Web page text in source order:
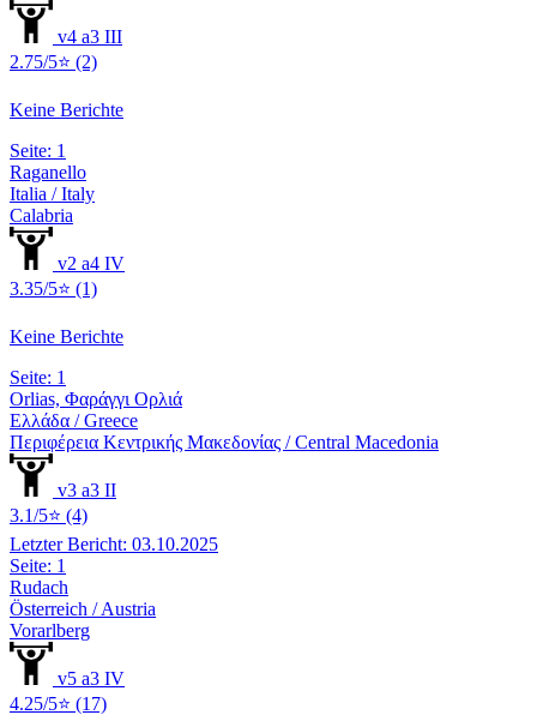
v4 a3 III
2.75/5⭐ (2)
Keine Berichte
Seite: 1
Raganello
Italia / Italy
Calabria
v2 a4 IV
3.35/5⭐ (1)
Keine Berichte
Seite: 1
Orlias, Φαράγγι Ορλιά
Ελλάδα / Greece
Περιφέρεια Κεντρικής Μακεδονίας / Central Macedonia
v3 a3 II
3.1/5⭐ (4)
Letzter Bericht: 03.10.2025
Seite: 1
Rudach
Österreich / Austria
Vorarlberg
v5 a3 IV
4.25/5⭐ (17)